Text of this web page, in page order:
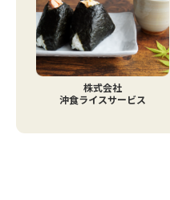
株式会社
沖食ライスサービス